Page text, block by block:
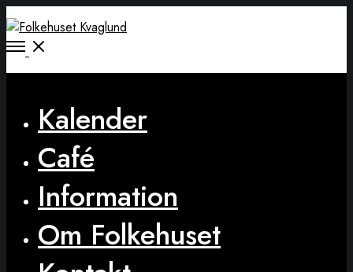
Open
Kalender
Café
Information
Om Folkehuset